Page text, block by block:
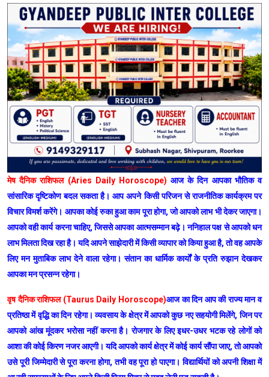
मेष दैनिक राशिफल (Aries Daily Horoscope)आज के दिन आपका भौतिक व
सांसारिक दृष्टिकोण बदल सकता है। आप अपने किसी परिजन से राजनीतिक कार्यक्रम पर
विचार विमर्श करेंगे। आपका कोई रुका हुआ काम पूरा होगा, जो आपको लाभ भी देकर जाएगा।
आपको वही कार्य करना चाहिए, जिससे आपका आत्मसम्मान बढ़े। ननिहाल पक्ष से आपको धन
लाभ मिलता दिख रहा है। यदि आपने साझेदारी में किसी व्यापार को किया हुआ है, तो वह आपके
लिए मन मुताबिक लाभ देने वाला रहेगा। संतान का धार्मिक कार्यों के प्रति रुझान देखकर
आपका मन प्रसन्न रहेगा।
वृष दैनिक राशिफल (Taurus Daily Horoscope)आज का दिन आप की राज्य मान व
प्रतिष्ठा में वृद्धि का दिन रहेगा। व्यवसाय के क्षेत्र में आपको कुछ नए सहयोगी मिलेंगे, जिन पर
आपको आंख मूंदकर भरोसा नहीं करना है। रोजगार के लिए इधर-उधर भटक रहे लोगों को
आशा की कोई किरण नजर आएगी। यदि आपको कार्य क्षेत्र में कोई कार्य सौंपा जाए, तो आपको
उसे पूरी जिम्मेदारी से पूरा करना होगा, तभी वह पूरा हो पाएगा। विद्यार्थियों को अपनी शिक्षा में